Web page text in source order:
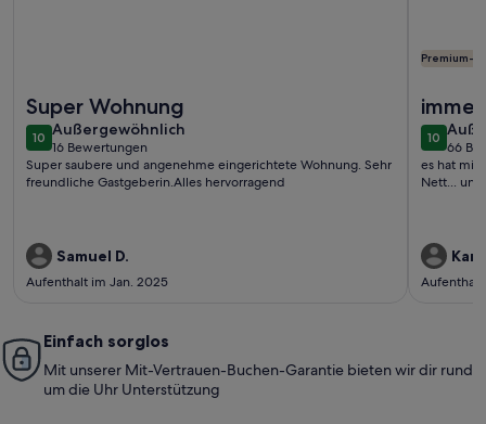
Super Wohnung
1010 von 10
Außergewöhnlich
außergewöhnlich
16 Bewertungen
(16
bewertungen)
Super saubere und angenehme eingerichtete Wohnung. Sehr
freundliche Gastgeberin.Alles hervorragend
Samuel D.
Aufenthalt im Jan. 2025
Premium-
1010 von
66
(66
es hat mir
Nett...
Einfach sorglos
Mit unserer Mit-Vertrauen-Buchen-Garantie bieten wir dir rund
um die Uhr Unterstützung